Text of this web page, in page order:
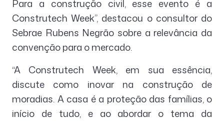
Para a construção civil, esse evento é a
Construtech Week”, destacou o consultor do
Sebrae Rubens Negrão sobre a relevância da
convenção para o mercado.
“A Construtech Week, em sua essência,
discute como inovar na construção de
moradias. A casa é a proteção das famílias, o
início de tudo, e ao abordar o tema da